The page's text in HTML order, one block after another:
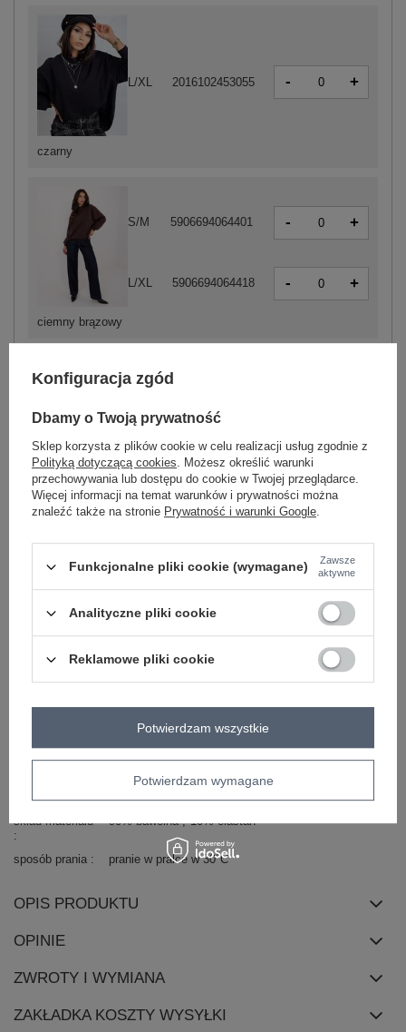
czarny
L/XL 2016102453055 - +
ciemny brązowy
S/M 5906694064401 - +
L/XL 5906694064418 - +
Zobacz wszystkie kolory (+16)
ZALOGUJ SIĘ I ZOBACZ CENĘ
Masz pytanie? Chętnie pomożemy.
Zadzwoń
+48 601 547 740 Zadaj pytanie
dominujący
długi rękaw
dominujący
bawełna
długa
zapięcie
brak
skład materiału
90% bawełna 10% elastan
sposób prania pranie w pralce w 30°C
OPIS PRODUKTU
OPINIE
ZWROTY I WYMIANA
ZAKŁADKA KOSZTY WYSYŁKI
Konfiguracja zgód
Dbamy o Twoją prywatność
Sklep korzysta z plików cookie w celu realizacji usług zgodnie z
Polityką dotyczącą cookies. Możesz określić warunki
przechowywania lub dostępu do cookie w Twojej przeglądarce.
Więcej informacji na temat warunków i prywatności można
znaleźć także na stronie Prywatność i warunki Google.
Funkcjonalne pliki cookie (wymagane)
Zawsze
aktywne
Analityczne pliki cookie
Reklamowe pliki cookie
Potwierdzam wymagane
Potwierdzam wszystkie